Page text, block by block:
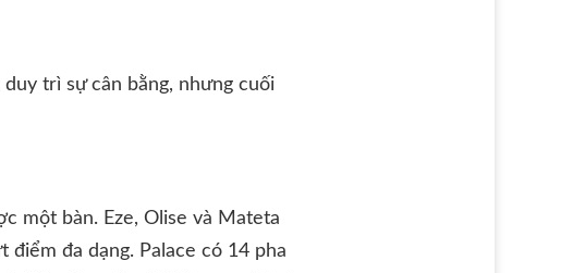
trì sự cân bằng, nhưng cuối
một bàn. Eze, Olise và Mateta
đa dạng. Palace có 14 pha